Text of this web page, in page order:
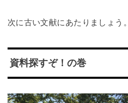
次に古い文献にあたりましょう。
資料探すぞ！の巻